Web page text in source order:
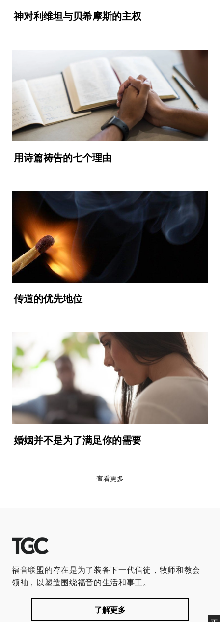
神对利维坦与贝希摩斯的主权
用诗篇祷告的七个理由
传道的优先地位
婚姻并不是为了满足你的需要
查看更多
福音联盟的存在是为了装备下一代信徒，牧师和教会
领袖，以塑造围绕福音的生活和事工。
了解更多